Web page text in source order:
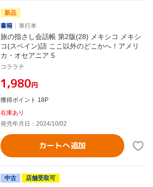
新品
書籍
単行本
旅の指さし会話帳 第2版(28) メキシコ メキシ
コ(スペイン)語 ここ以外のどこかへ！アメリ
カ・オセアニア 5
コララテ
¥1,980円
獲得ポイント 18P
在庫あり
発売年月日：2024/10/02
カートへ追加
中古
店舗受取可